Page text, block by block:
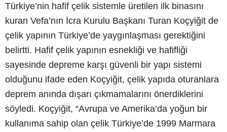
Türkiye’nin hafif çelik sistemle üretilen ilk binasını
kuran Vefa’nın İcra Kurulu Başkanı Turan Koçyiğit de
çelik yapının Türkiye’de yaygınlaşması gerektiğini
belirtti. Hafif çelik yapının esnekliği ve hafifliği
sayesinde depreme karşı güvenli bir yapı sistemi
olduğunu ifade eden Koçyiğit, çelik yapıda oturanlara
deprem anında dışarı çıkmamalarını önerdiklerini
söyledi. Koçyiğit, “Avrupa ve Amerika’da yoğun bir
kullanıma sahip olan çelik Türkiye’de 1999 Marmara